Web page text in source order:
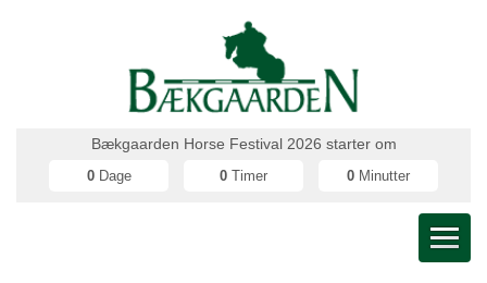
Bækgaarden Horse Festival 2026 starter om
0 Dage 0 Timer 0 Minutter